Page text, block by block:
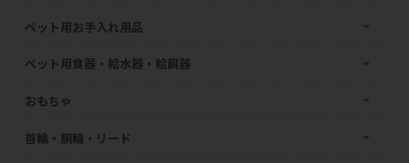
ペット用お手入れ用品
ペット用食器・給水器・給餌器
おもちゃ
首輪・胴輪・リード